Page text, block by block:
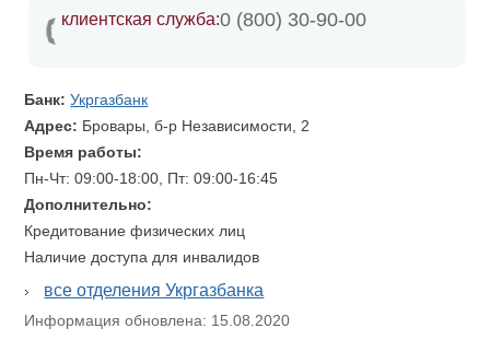
клиентская служба:0 (800) 30-90-00
Банк:Укргазбанк
Адрес: Бровары, б-р Независимости, 2
Время работы:
Пн-Чт: 09:00-18:00, Пт: 09:00-16:45
Дополнительно:
Кредитование физических лиц
Наличие доступа для инвалидов
все отделения Укргазбанка
Информация обновлена: 15.08.2020